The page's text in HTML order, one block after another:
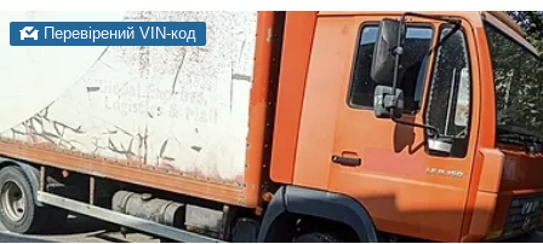
Перевірений VIN-код